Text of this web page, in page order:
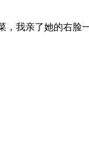
我亲了她的右脸